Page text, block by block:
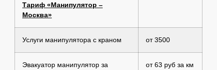
Тариф «Манипулятор –
Москва»
Услуги манипулятора с краном от 3500
Эвакуатор манипулятор за
от 63 руб за км